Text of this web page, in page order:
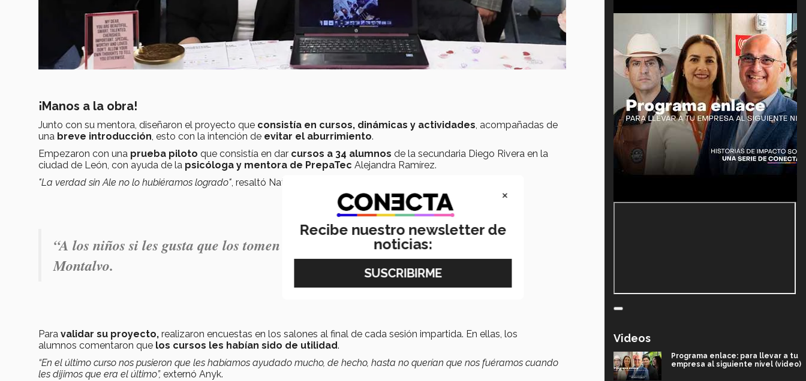
¡Manos a la obra!
Junto con su mentora, diseñaron el proyecto que consistía en cursos, dinámicas y actividades, acompañadas de
una breve introducción, esto con la intención de evitar el aburrimiento.
Empezaron con una prueba piloto que consistía en dar cursos a 34 alumnos de la secundaria Diego Rivera en la
ciudad de León, con ayuda de la psicóloga y mentora de PrepaTec Alejandra Ramírez.
"La verdad sin Ale no lo hubiéramos logrado", resaltó Natalia Nieto.
“A los niños si les gusta que los tomen en cuenta y que los escuchen” .– Anyk
Montalvo.
Para validar su proyecto, realizaron encuestas en los salones al final de cada sesión impartida. En ellas, los
alumnos comentaron que los cursos les habían sido de utilidad.
“En el último curso nos pusieron que les habíamos ayudado mucho, de hecho, hasta no querían que nos fuéramos cuando
les dijimos que era el último”, externó Anyk.
Videos
Programa enlace: para llevar a tu
empresa al siguiente nivel (video)
×
Recibe nuestro newsletter de
noticias: